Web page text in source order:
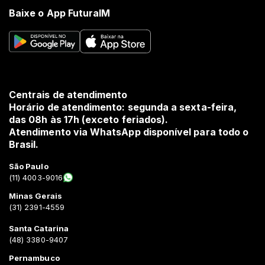
Baixe o App FuturaIM
Centrais de atendimento
Horário de atendimento: segunda a sexta-feira,
das 08h às 17h (exceto feriados).
Atendimento via WhatsApp disponível para todo o
Brasil.
São Paulo
(11) 4003-9016
Minas Gerais
(31) 2391-4559
Santa Catarina
(48) 3380-9407
Pernambuco